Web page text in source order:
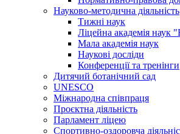
Науково-методична діяльність
Тижні наук
Ліцейна академія наук
Мала академія наук
Наукові досліди
Конференції та тренінги
Дитячий ботанічний сад
UNESCO
Міжнародна співпраця
Проєктна діяльність
Парламент ліцею
Спортивно-оздоровча